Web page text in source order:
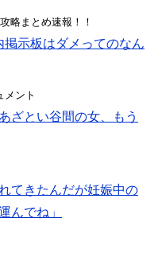
略まとめ速報！！
掲示板はダメってのなん
メント
ざとい谷間の女、もう
てきたんだが妊娠中の
んでね」